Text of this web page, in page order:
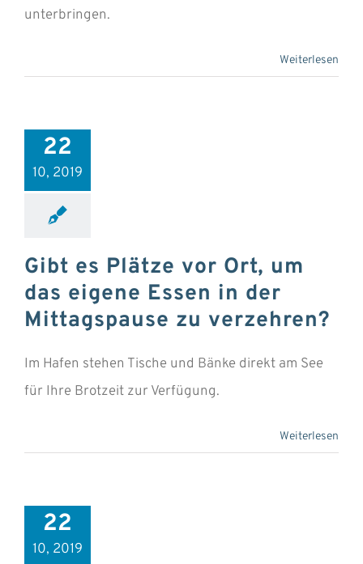
unterbringen.
Weiterlesen
22
10, 2019
Gibt es Plätze vor Ort, um
das eigene Essen in der
Mittagspause zu verzehren?
Im Hafen stehen Tische und Bänke direkt am See
für Ihre Brotzeit zur Verfügung.
Weiterlesen
22
10, 2019